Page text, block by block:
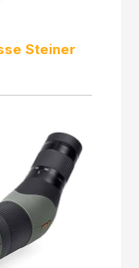
Steiner